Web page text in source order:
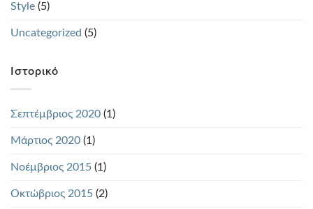
Style (5)
Uncategorized (5)
Ιστορικό
Σεπτέμβριος 2020 (1)
Μάρτιος 2020 (1)
Νοέμβριος 2015 (1)
Οκτώβριος 2015 (2)